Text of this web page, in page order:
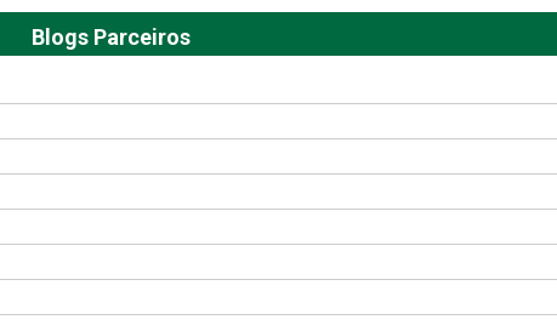
Blogs Parceiros